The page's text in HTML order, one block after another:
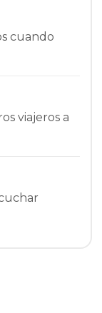
cuando
viajeros a